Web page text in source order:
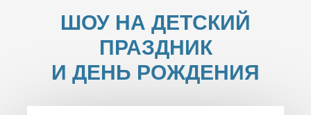
ШОУ НА ДЕТСКИЙ
ПРАЗДНИК
И ДЕНЬ РОЖДЕНИЯ